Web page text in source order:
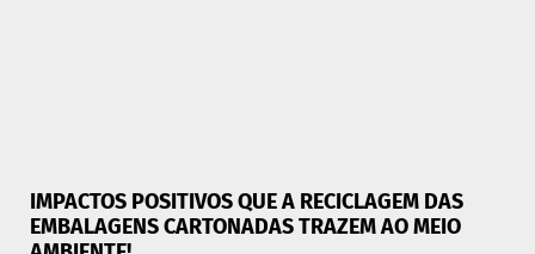
IMPACTOS POSITIVOS QUE A RECICLAGEM DAS
EMBALAGENS CARTONADAS TRAZEM AO MEIO